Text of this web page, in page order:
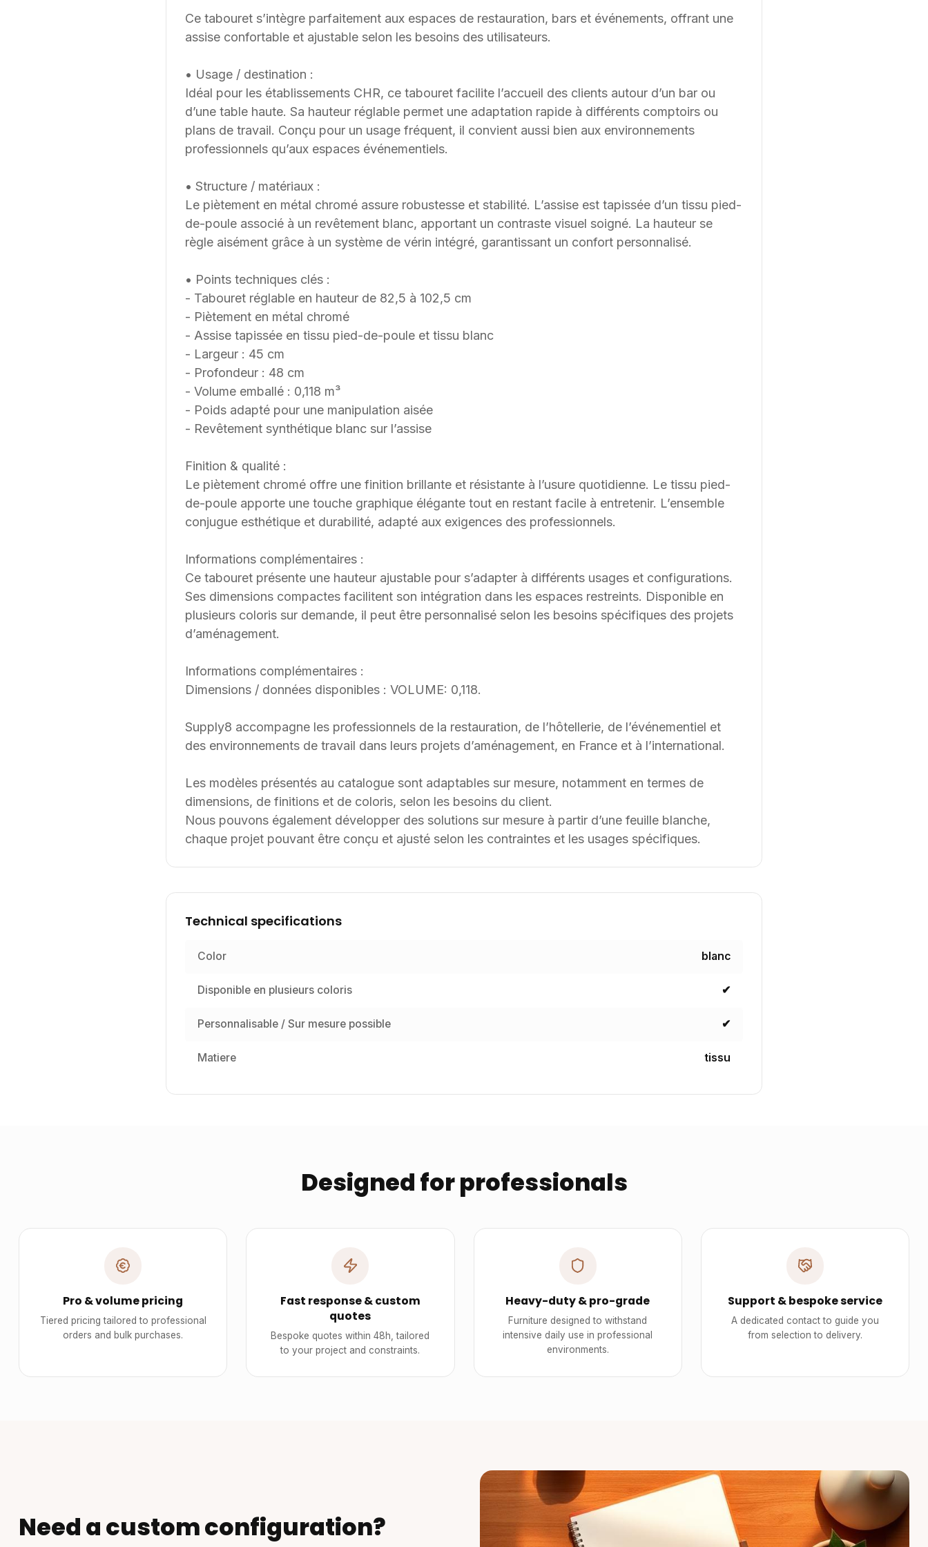
Ce tabouret s’intègre parfaitement aux espaces de restauration, bars et événements, offrant une
assise confortable et ajustable selon les besoins des utilisateurs.
• Usage / destination :
Idéal pour les établissements CHR, ce tabouret facilite l’accueil des clients autour d’un bar ou
d’une table haute. Sa hauteur réglable permet une adaptation rapide à différents comptoirs ou
plans de travail. Conçu pour un usage fréquent, il convient aussi bien aux environnements
professionnels qu’aux espaces événementiels.
• Structure / matériaux :
Le piètement en métal chromé assure robustesse et stabilité. L’assise est tapissée d’un tissu pied-
de-poule associé à un revêtement blanc, apportant un contraste visuel soigné. La hauteur se
règle aisément grâce à un système de vérin intégré, garantissant un confort personnalisé.
• Points techniques clés :
- Tabouret réglable en hauteur de 82,5 à 102,5 cm
- Piètement en métal chromé
- Assise tapissée en tissu pied-de-poule et tissu blanc
- Largeur : 45 cm
- Profondeur : 48 cm
- Volume emballé : 0,118 m³
- Poids adapté pour une manipulation aisée
- Revêtement synthétique blanc sur l’assise
Finition & qualité :
Le piètement chromé offre une finition brillante et résistante à l’usure quotidienne. Le tissu pied-
de-poule apporte une touche graphique élégante tout en restant facile à entretenir. L’ensemble
conjugue esthétique et durabilité, adapté aux exigences des professionnels.
Informations complémentaires :
Ce tabouret présente une hauteur ajustable pour s’adapter à différents usages et configurations.
Ses dimensions compactes facilitent son intégration dans les espaces restreints. Disponible en
plusieurs coloris sur demande, il peut être personnalisé selon les besoins spécifiques des projets
d’aménagement.
Informations complémentaires :
Dimensions / données disponibles : VOLUME: 0,118.
Supply8 accompagne les professionnels de la restauration, de l’hôtellerie, de l’événementiel et
des environnements de travail dans leurs projets d’aménagement, en France et à l’international.
Les modèles présentés au catalogue sont adaptables sur mesure, notamment en termes de
dimensions, de finitions et de coloris, selon les besoins du client.
Nous pouvons également développer des solutions sur mesure à partir d’une feuille blanche,
chaque projet pouvant être conçu et ajusté selon les contraintes et les usages spécifiques.
Technical specifications
Color blanc
Disponible en plusieurs coloris ✔
Personnalisable / Sur mesure possible ✔
Matiere tissu
Designed for professionals
Pro & volume pricing
Tiered pricing tailored to professional
orders and bulk purchases.
Fast response & custom
quotes
Bespoke quotes within 48h, tailored
to your project and constraints.
Heavy-duty & pro-grade
Furniture designed to withstand
intensive daily use in professional
environments.
Support & bespoke service
A dedicated contact to guide you
from selection to delivery.
Need a custom configuration?